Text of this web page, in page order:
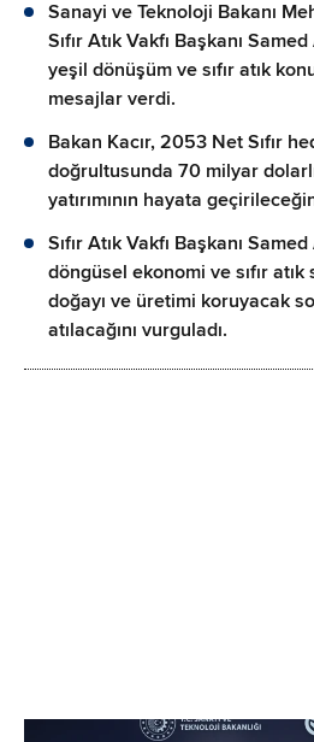
Sanayi ve Teknoloji Bakanı
Sıfır Atık Vakfı Başkanı
yeşil dönüşüm ve sıfır atık
mesajlar verdi.
Bakan Kacır, 2053 Net Sıfır
doğrultusunda 70 milyar
yatırımının hayata
Sıfır Atık Vakfı Başkanı
döngüsel ekonomi ve sıfır
doğayı ve üretimi koruyacak
atılacağını vurguladı.